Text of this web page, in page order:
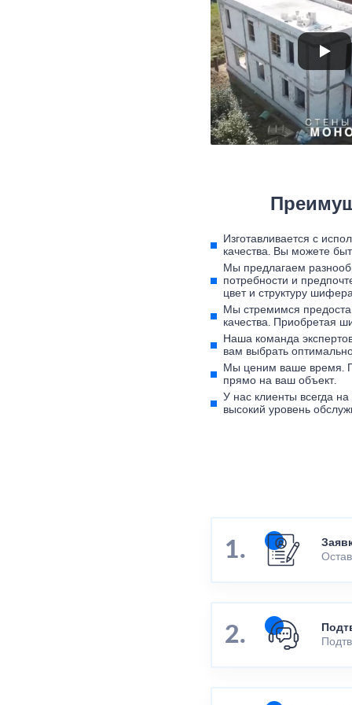
Изготавливается с
качества. Вы можете
Мы предлагаем
потребности и
цвет и структуру
Мы стремимся
качества. Приобретая
Наша команда
вам выбрать
Мы ценим ваше время.
прямо на ваш объект.
У нас клиенты всегда
высокий уровень